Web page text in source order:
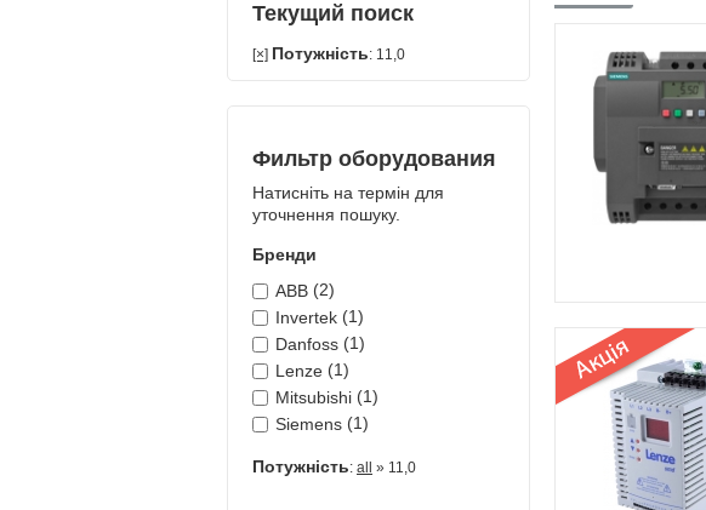
Текущий поиск
[×] Потужність: 11,0
Фильтр оборудования
Натисніть на термін для
уточнення пошуку.
Бренди
ABB (2)
Invertek (1)
Danfoss (1)
Lenze (1)
Mitsubishi (1)
Siemens (1)
Потужність: all » 11,0